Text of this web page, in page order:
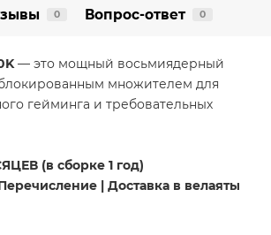
0 Вопрос-ответ 0
— это мощный восьмиядерный
множителем для
гейминга и требовательных
(в сборке 1 год)
| Доставка в велаяты